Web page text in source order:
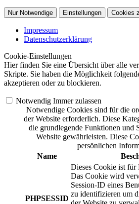
Nur Notwendige Einstellungen Cookies
Impressum
Datenschutzerklärung
Cookie-Einstellungen
Hier finden Sie eine Übersicht über alle
Skripte. Sie haben die Möglichkeit
akzeptieren oder zu blockieren.
Notwendig Immer zulassen
Notwendige Cookies sind für die
der Website erforderlich. Diese
die grundlegende Funktionen und
Website gewährleisten. Diese
persönlichen
Name
PHPSESSID
Dieses Cookie ist
Das Cookie wird
Session-ID eines
zu identifizieren um